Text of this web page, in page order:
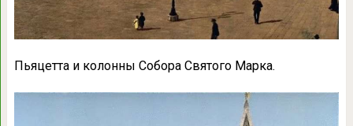
Пьяцетта и колонны Собора Святого Марка.